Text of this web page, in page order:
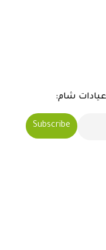
شام: